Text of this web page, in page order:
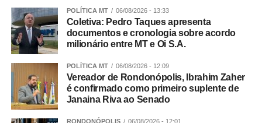
As diligências prosseguem para a conclusão das
investigações e finalização do inquérito policial, com o
consequente indiciamento dos envolvidos.
Integração
Participaram da Operação Adsumus equipes da
POLÍTICA MT 06/08/2026 - 13:33
Coletiva: Pedro Taques apresenta
documentos e cronologia sobre acordo
milionário entre MT e Oi S.A.
POLÍTICA MT 06/08/2026 - 12:09
Vereador de Rondonópolis, Ibrahim Zaher
é confirmado como primeiro suplente de
Janaina Riva ao Senado
RONDONÓPOLIS 06/08/2026 - 12:01